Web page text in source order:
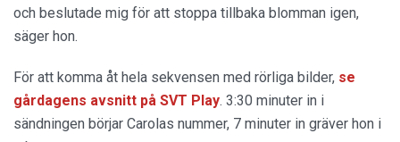
och beslutade mig för att stoppa tillbaka blomman igen,
säger hon.
För att komma åt hela sekvensen med rörliga bilder, se
gårdagens avsnitt på SVT Play. 3:30 minuter in i
sändningen börjar Carolas nummer, 7 minuter in gräver hon i